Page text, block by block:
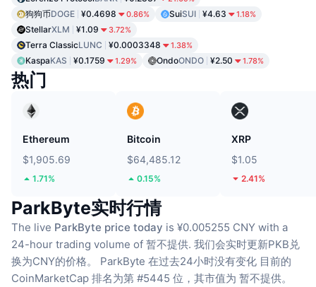
狗狗币DOGE ¥0.4698 0.86% SuiSUI ¥4.63 1.18%
StellarXLM ¥1.09 3.72%
Terra ClassicLUNC ¥0.0003348 1.38%
KaspaKAS ¥0.1759 1.29% OndoONDO ¥2.50 1.78%
热门
Ethereum
$1,905.69
1.71%
Bitcoin
$64,485.12
0.15%
XRP
$1.05
2.41%
ParkByte实时行情
The live ParkByte price today is ¥0.005255 CNY with a
24-hour trading volume of 暂不提供. 我们会实时更新PKB兑
换为CNY的价格。
ParkByte 在过去24小时没有变化 目前的
CoinMarketCap 排名为第 #5445 位，其市值为 暂不提供。